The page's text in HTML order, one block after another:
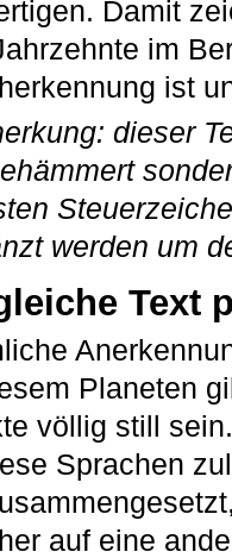
Damit
im
ist
dieser
werden um
Text
Planeten
völlig still
Sprachen
auf eine